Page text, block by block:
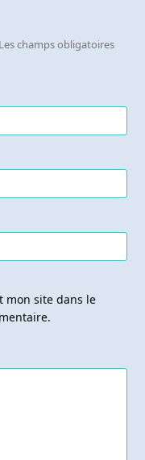
Les champs obligatoires
mon site dans le